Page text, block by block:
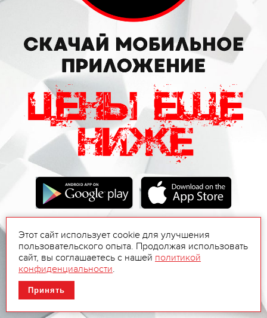
Этот сайт использует cookie для улучшения
пользовательского опыта. Продолжая использовать
сайт, вы соглашаетесь с нашей политикой
конфиденциальности.
Принять